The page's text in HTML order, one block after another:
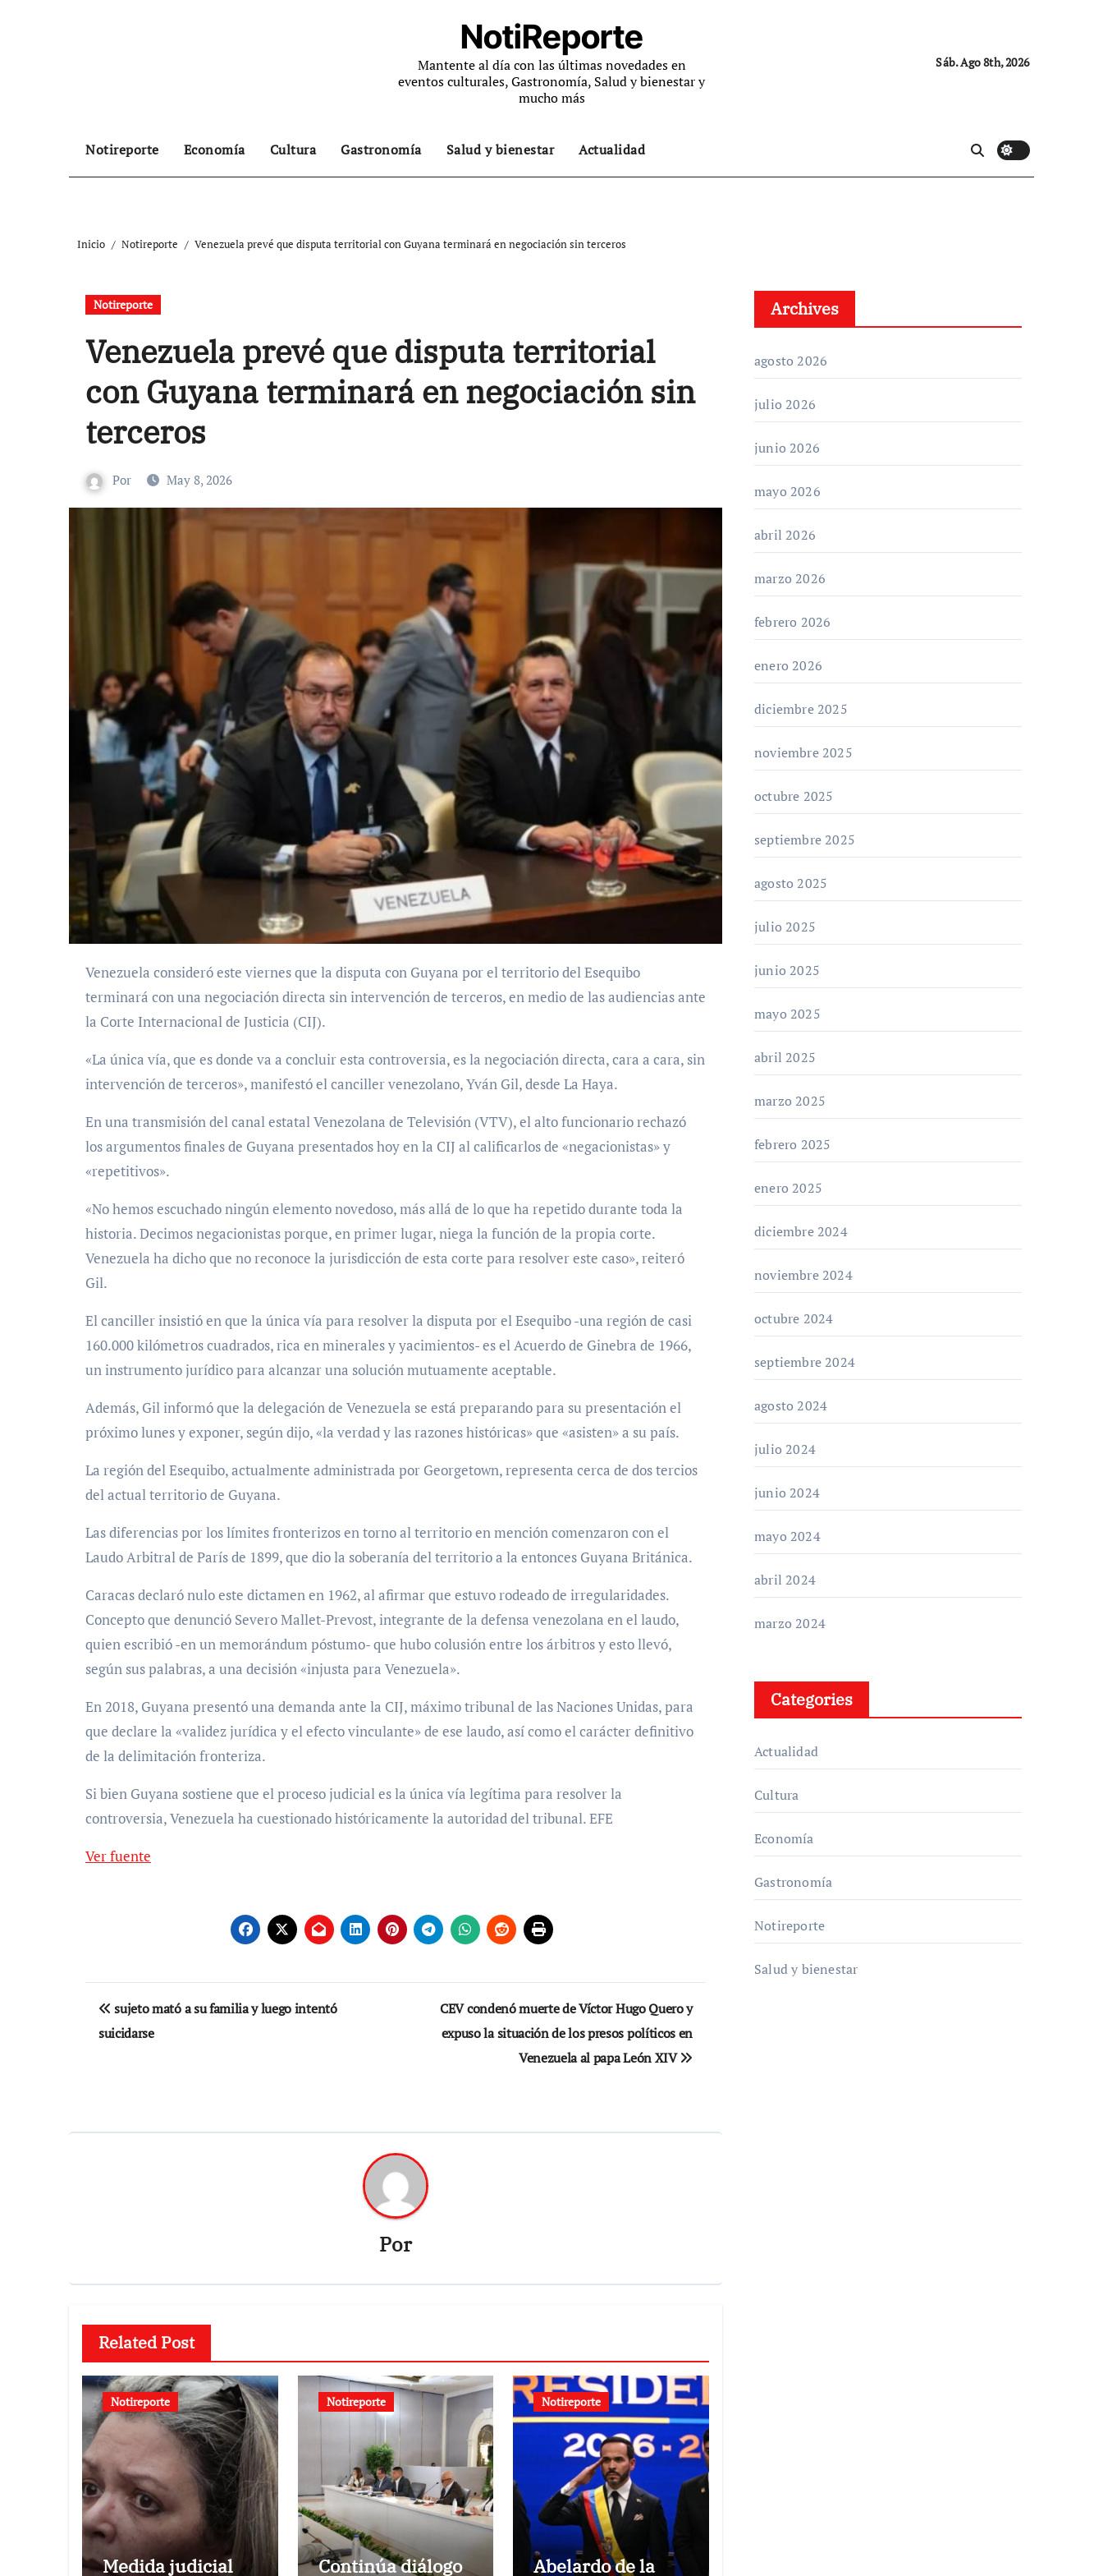
NotiReporte
Mantente al día con las últimas novedades en
eventos culturales, Gastronomía, Salud y bienestar y
mucho más
Sáb. Ago 8th, 2026
Notireporte Economía Cultura Gastronomía Salud y bienestar Actualidad
Inicio Notireporte Venezuela prevé que disputa territorial con Guyana terminará en negociación sin terceros
Notireporte
Venezuela prevé que disputa territorial
con Guyana terminará en negociación sin
terceros
Por May 8, 2026
Venezuela consideró este viernes que la disputa con Guyana por el territorio del Esequibo
terminará con una negociación directa sin intervención de terceros, en medio de las audiencias ante
la Corte Internacional de Justicia (CIJ).
«La única vía, que es donde va a concluir esta controversia, es la negociación directa, cara a cara, sin
intervención de terceros», manifestó el canciller venezolano, Yván Gil, desde La Haya.
En una transmisión del canal estatal Venezolana de Televisión (VTV), el alto funcionario rechazó
los argumentos finales de Guyana presentados hoy en la CIJ al calificarlos de «negacionistas» y
«repetitivos».
«No hemos escuchado ningún elemento novedoso, más allá de lo que ha repetido durante toda la
historia. Decimos negacionistas porque, en primer lugar, niega la función de la propia corte.
Venezuela ha dicho que no reconoce la jurisdicción de esta corte para resolver este caso», reiteró
Gil.
El canciller insistió en que la única vía para resolver la disputa por el Esequibo -una región de casi
160.000 kilómetros cuadrados, rica en minerales y yacimientos- es el Acuerdo de Ginebra de 1966,
un instrumento jurídico para alcanzar una solución mutuamente aceptable.
Además, Gil informó que la delegación de Venezuela se está preparando para su presentación el
próximo lunes y exponer, según dijo, «la verdad y las razones históricas» que «asisten» a su país.
La región del Esequibo, actualmente administrada por Georgetown, representa cerca de dos tercios
del actual territorio de Guyana.
Las diferencias por los límites fronterizos en torno al territorio en mención comenzaron con el
Laudo Arbitral de París de 1899, que dio la soberanía del territorio a la entonces Guyana Británica.
Caracas declaró nulo este dictamen en 1962, al afirmar que estuvo rodeado de irregularidades.
Concepto que denunció Severo Mallet-Prevost, integrante de la defensa venezolana en el laudo,
quien escribió -en un memorándum póstumo- que hubo colusión entre los árbitros y esto llevó,
según sus palabras, a una decisión «injusta para Venezuela».
En 2018, Guyana presentó una demanda ante la CIJ, máximo tribunal de las Naciones Unidas, para
que declare la «validez jurídica y el efecto vinculante» de ese laudo, así como el carácter definitivo
de la delimitación fronteriza.
Si bien Guyana sostiene que el proceso judicial es la única vía legítima para resolver la
controversia, Venezuela ha cuestionado históricamente la autoridad del tribunal. EFE
Ver fuente
Navegación
de
sujeto mató a su familia y luego intentó
suicidarse
CEV condenó muerte de Víctor Hugo Quero y
expuso la situación de los presos políticos en
Venezuela al papa León XIV
Por
Related Post
Notireporte
Medida judicial
Notireporte
Continúa diálogo
Notireporte
Abelardo de la
Archives
agosto 2026
julio 2026
junio 2026
mayo 2026
abril 2026
marzo 2026
febrero 2026
enero 2026
diciembre 2025
noviembre 2025
octubre 2025
septiembre 2025
agosto 2025
julio 2025
junio 2025
mayo 2025
abril 2025
marzo 2025
febrero 2025
enero 2025
diciembre 2024
noviembre 2024
octubre 2024
septiembre 2024
agosto 2024
julio 2024
junio 2024
mayo 2024
abril 2024
marzo 2024
Categories
Actualidad
Cultura
Economía
Gastronomía
Notireporte
Salud y bienestar